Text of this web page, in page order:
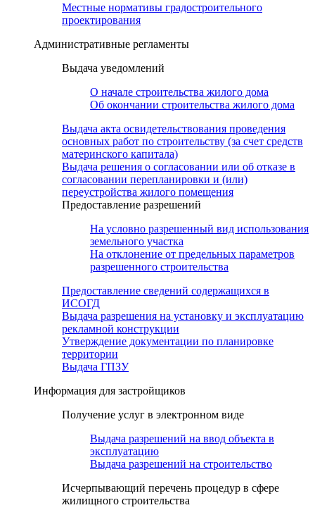
Местные нормативы градостроительного
проектирования
Административные регламенты
Выдача уведомлений
О начале строительства жилого дома
Об окончании строительства жилого дома
Выдача акта освидетельствования проведения
основных работ по строительству (за счет средств
материнского капитала)
Выдача решения о согласовании или об отказе в
согласовании перепланировки и (или)
переустройства жилого помещения
Предоставление разрешений
На условно разрешенный вид использования
земельного участка
На отклонение от предельных параметров
разрешенного строительства
Предоставление сведений содержащихся в
ИСОГД
Выдача разрешения на установку и эксплуатацию
рекламной конструкции
Утверждение документации по планировке
территории
Выдача ГПЗУ
Информация для застройщиков
Получение услуг в электронном виде
Выдача разрешений на ввод объекта в
эксплуатацию
Выдача разрешений на строительство
Исчерпывающий перечень процедур в сфере
жилищного строительства